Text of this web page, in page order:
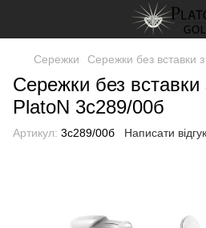
Сережки Сережки без вставки
Сережки без вставки
PlatoN 3с289/00б
Артикул: 3с289/00б Написати відгук